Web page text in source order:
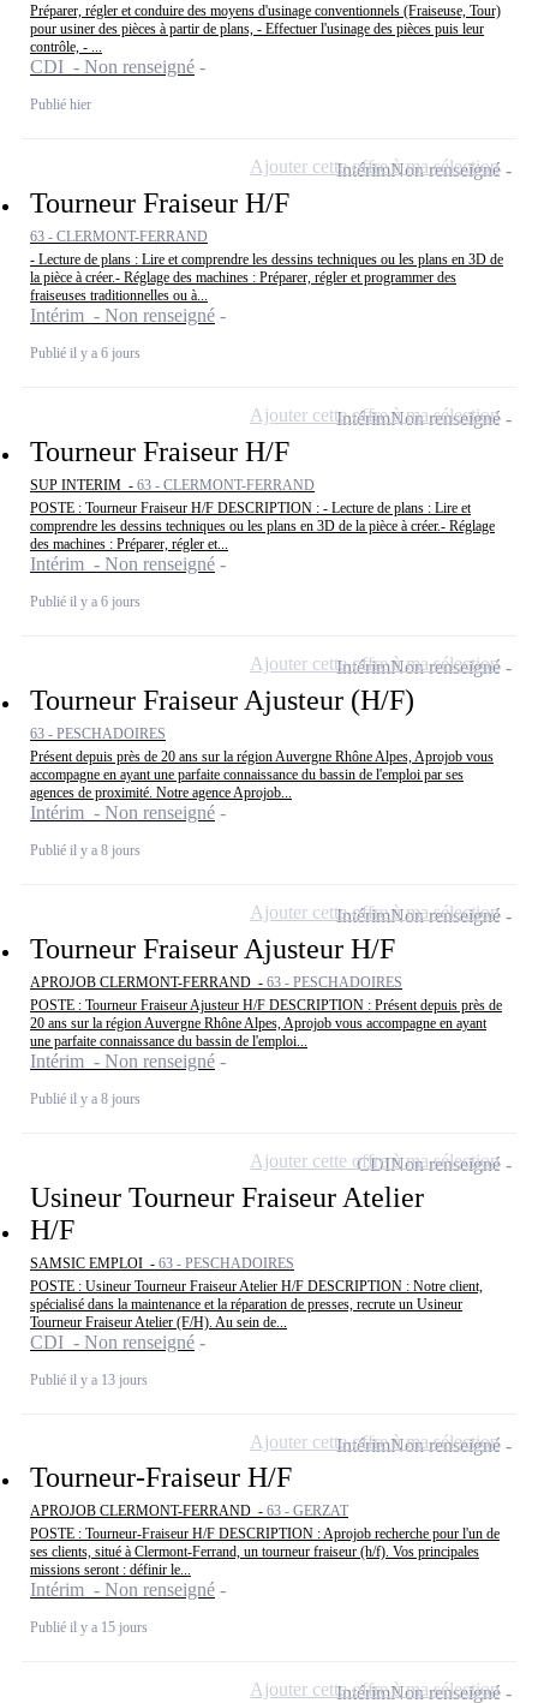
Préparer, régler et conduire des moyens d'usinage conventionnels (Fraiseuse, Tour)
pour usiner des pièces à partir de plans, - Effectuer l'usinage des pièces puis leur
contrôle, - ...
CDI - Non renseigné
Publié hier
Tourneur Fraiseur H/F
63 - CLERMONT-FERRAND
- Lecture de plans : Lire et comprendre les dessins techniques ou les plans en 3D de
la pièce à créer.- Réglage des machines : Préparer, régler et programmer des
fraiseuses traditionnelles ou à...
Intérim - Non renseigné
Publié il y a 6 jours
IntérimNon renseigné
Ajouter cette offre à ma sélection
Tourneur Fraiseur H/F
SUP INTERIM - 63 - CLERMONT-FERRAND
POSTE : Tourneur Fraiseur H/F DESCRIPTION : - Lecture de plans : Lire et
comprendre les dessins techniques ou les plans en 3D de la pièce à créer.- Réglage
des machines : Préparer, régler et...
Intérim - Non renseigné
Publié il y a 6 jours
IntérimNon renseigné
Ajouter cette offre à ma sélection
Tourneur Fraiseur Ajusteur (H/F)
63 - PESCHADOIRES
Présent depuis près de 20 ans sur la région Auvergne Rhône Alpes, Aprojob vous
accompagne en ayant une parfaite connaissance du bassin de l'emploi par ses
agences de proximité. Notre agence Aprojob...
Intérim - Non renseigné
Publié il y a 8 jours
IntérimNon renseigné
Ajouter cette offre à ma sélection
Tourneur Fraiseur Ajusteur H/F
APROJOB CLERMONT-FERRAND - 63 - PESCHADOIRES
POSTE : Tourneur Fraiseur Ajusteur H/F DESCRIPTION : Présent depuis près de
20 ans sur la région Auvergne Rhône Alpes, Aprojob vous accompagne en ayant
une parfaite connaissance du bassin de l'emploi...
Intérim - Non renseigné
Publié il y a 8 jours
IntérimNon renseigné
Ajouter cette offre à ma sélection
Usineur Tourneur Fraiseur Atelier
H/F
SAMSIC EMPLOI - 63 - PESCHADOIRES
POSTE : Usineur Tourneur Fraiseur Atelier H/F DESCRIPTION : Notre client,
spécialisé dans la maintenance et la réparation de presses, recrute un Usineur
Tourneur Fraiseur Atelier (F/H). Au sein de...
CDI - Non renseigné
Publié il y a 13 jours
CDINon renseigné
Ajouter cette offre à ma sélection
Tourneur-Fraiseur H/F
APROJOB CLERMONT-FERRAND - 63 - GERZAT
POSTE : Tourneur-Fraiseur H/F DESCRIPTION : Aprojob recherche pour l'un de
ses clients, situé à Clermont-Ferrand, un tourneur fraiseur (h/f). Vos principales
missions seront : définir le...
Intérim - Non renseigné
Publié il y a 15 jours
IntérimNon renseigné
Ajouter cette offre à ma sélection
IntérimNon renseigné
Ajouter cette offre à ma sélection